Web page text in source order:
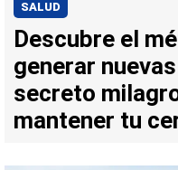
SALUD
Descubre el
generar
secreto
mantener tu